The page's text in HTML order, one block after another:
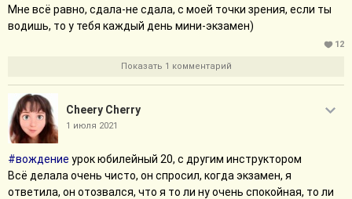
Мне всё равно, сдала-не сдала, с моей точки зрения, если ты
водишь, то у тебя каждый день мини-экзамен)
12
Показать 1 комментарий
Cheery Cherry
1 июля 2021
#вождение урок юбилейный 20, с другим инструктором
Всё делала очень чисто, он спросил, когда экзамен, я
ответила, он отозвался, что я то ли ну очень спокойная, то ли